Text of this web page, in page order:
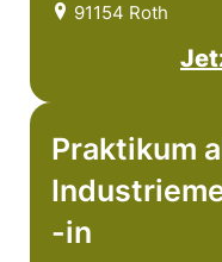
91154 Roth
Praktikum
-in